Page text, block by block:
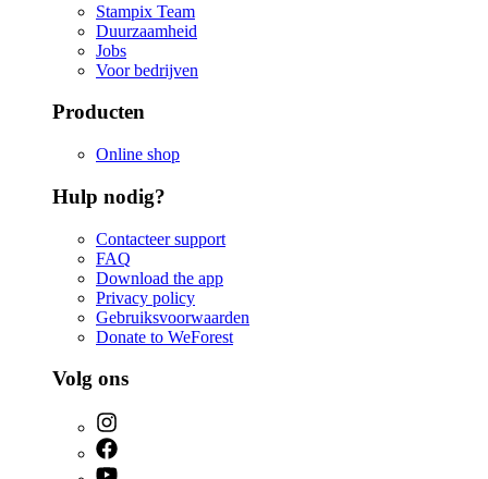
Stampix Team
Duurzaamheid
Jobs
Voor bedrijven
Producten
Online shop
Hulp nodig?
Contacteer support
FAQ
Download the app
Privacy policy
Gebruiksvoorwaarden
Donate to WeForest
Volg ons